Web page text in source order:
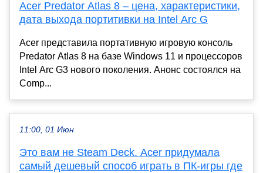
Acer Predator Atlas 8 – цена, характеристики,
дата выхода портитивки на Intel Arc G
Acer представила портативную игровую консоль
Predator Atlas 8 на базе Windows 11 и процессоров
Intel Arc G3 нового поколения. Анонс состоялся на
Comp...
11:00, 01 Июн
Это вам не Steam Deck. Acer придумала
самый дешевый способ играть в ПК-игры где